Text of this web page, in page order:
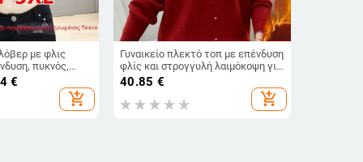
με φλις
πυκνός,
μανίκια,
μήκους
€
add_shopping_cart
Γυναικείο πλεκτό τοπ με επένδυση
φλίς και στρογγυλή λαιμόκοψη για
ώριρες γυναίκες, ζεστό και
ελαστικό
40.85 €
add_shopping_cart